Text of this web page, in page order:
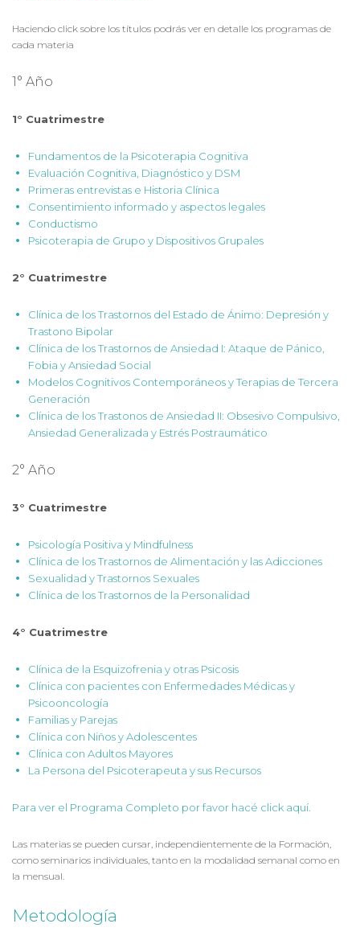
Haciendo click sobre los títulos podrás ver en detalle los programas de
cada materia
1° Año
1° Cuatrimestre
Fundamentos de la Psicoterapia Cognitiva
Evaluación Cognitiva, Diagnóstico y DSM
Primeras entrevistas e Historia Clínica
Consentimiento informado y aspectos legales
Conductismo
Psicoterapia de Grupo y Dispositivos Grupales
2° Cuatrimestre
Clínica de los Trastornos del Estado de Ánimo: Depresión y
Trastono Bipolar
Clínica de los Trastornos de Ansiedad I: Ataque de Pánico,
Fobia y Ansiedad Social
Modelos Cognitivos Contemporáneos y Terapias de Tercera
Generación
Clínica de los Trastonos de Ansiedad II: Obsesivo Compulsivo,
Ansiedad Generalizada y Estrés Postraumático
2° Año
3° Cuatrimestre
Psicología Positiva y Mindfulness
Clínica de los Trastornos de Alimentación y las Adicciones
Sexualidad y Trastornos Sexuales
Clínica de los Trastornos de la Personalidad
4° Cuatrimestre
Clínica de la Esquizofrenia y otras Psicosis
Clínica con pacientes con Enfermedades Médicas y
Psicooncología
Familias y Parejas
Clínica con Niños y Adolescentes
Clínica con Adultos Mayores
La Persona del Psicoterapeuta y sus Recursos
Para ver el Programa Completo por favor hacé click aquí.
Las materias se pueden cursar, independientemente de la Formación,
como seminarios individuales, tanto en la modalidad semanal como en
la mensual.
Metodología